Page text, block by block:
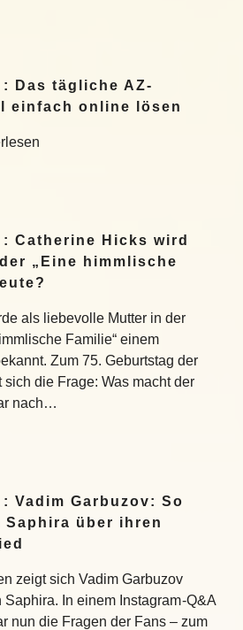
: Das tägliche AZ-
einfach online lösen
: Catherine Hicks wird
„Eine himmlische
als liebevolle Mutter in der
Familie“ einem
Zum 75. Geburtstag der
die Frage: Was macht der
nach…
: Vadim Garbuzov: So
über ihren
zeigt sich Vadim Garbuzov
In einem Instagram-Q&A
nun die Fragen der Fans – zum